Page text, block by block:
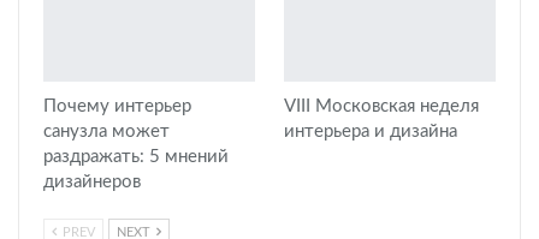
Почему интерьер
санузла может
раздражать: 5 мнений
дизайнеров
VIII Московская неделя
интерьера и дизайна
PREV NEXT